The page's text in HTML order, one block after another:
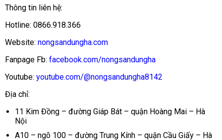
Thông tin liên hệ:
Hotline: 0866.918.366
Website: nongsandungha.com
Fanpage Fb: facebook.com/nongsandungha
Youtube: youtube.com/@nongsandungha8142
Địa chỉ:
11 Kim Đồng – đường Giáp Bát – quận Hoàng Mai – Hà
Nội
A10 – ngõ 100 – đường Trung Kính – quận Cầu Giấy – Hà